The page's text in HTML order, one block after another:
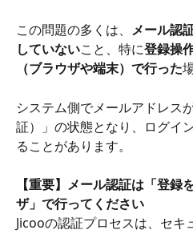
この問題の多くは、 メール認
していないこと、特に登録操
（ブラウザや端末）で行った
システム側でメールアドレス
証）」の状態となり、ログイ
ることがあります。
【重要】メール認証は「登録
ザ」で行ってください
Jicooの認証プロセスは、セキ